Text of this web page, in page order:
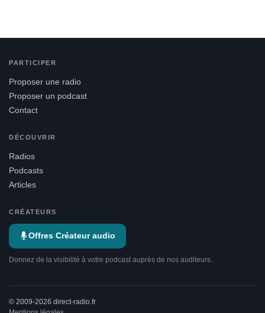
PARTICIPER
Proposer une radio
Proposer un podcast
Contact
DÉCOUVRIR
Radios
Podcasts
Articles
CRÉATEURS
Offres Créateur audio
Donnez de la visibilité à votre podcast auprès de nos auditeurs.
© 2009-2026 direct-radio.fr